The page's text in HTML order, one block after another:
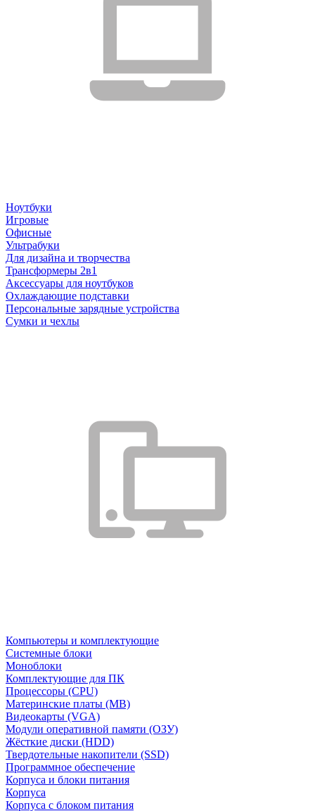
Ноутбуки
Игровые
Офисные
Ультрабуки
Для дизайна и творчества
Трансформеры 2в1
Аксессуары для ноутбуков
Охлаждающие подставки
Персональные зарядные устройства
Сумки и чехлы
Компьютеры и комплектующие
Системные блоки
Моноблоки
Комплектующие для ПК
Процессоры (CPU)
Материнские платы (MB)
Видеокарты (VGA)
Модули оперативной памяти (ОЗУ)
Жёсткие диски (HDD)
Твердотельные накопители (SSD)
Программное обеспечение
Корпуса и блоки питания
Корпуса
Корпуса с блоком питания